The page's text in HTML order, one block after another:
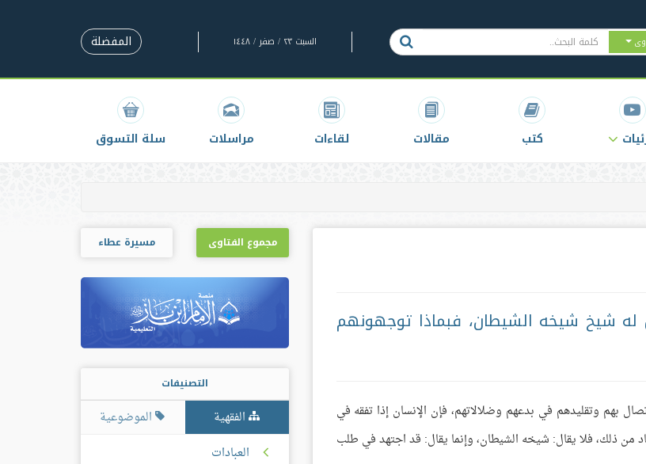
السبت ٢٣ / صفر / ١٤٤٨ المفضلة
كتب مقالات لقاءات مراسلات سلة التسوق
شيخ شيخه الشيطان، فبماذا توجهونهم
بهم وتقليدهم في بدعهم وضلالاتهم، فإن الإنسان إذا تفقه في
من ذلك، فلا يقال: شيخه الشيطان، وإنما يقال: قد اجتهد في طلب
مجموع الفتاوى مسيرة عطاء
التصنيفات
الفقهية
الموضوعية
العبادات